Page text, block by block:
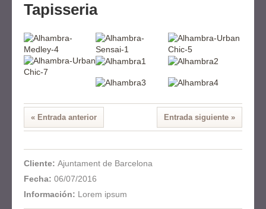
Tapisseria
« Entrada anterior Entrada siguiente »
Cliente: Ajuntament de Barcelona
Fecha: 06/07/2016
Información: Lorem ipsum